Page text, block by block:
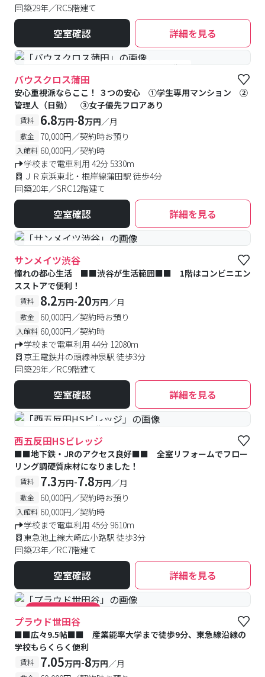
築29年／RC5階建て
空室確認 詳細を見る
#女性優先フロアあり #予約受付中 #空室待ち
バウスクロス蒲田
安心重視派ならここ！ ３つの安心 ①学生専用マンション ②
管理人（日勤） ③女子優先フロアあり
賃料 6.8万円-8万円／月
敷金 70,000円／契約時お預り
入館料 60,000円／契約時
学校まで電車利用 42分 5330m
ＪＲ京浜東北・根岸線蒲田駅 徒歩4分
築20年／SRC12階建て
空室確認 詳細を見る
#予約受付中 #空室待ち
サンメイツ渋谷
憧れの都心生活 ■■渋谷が生活範囲■■ 1階はコンビニエン
スストアで便利！
賃料 8.2万円-20万円／月
敷金 60,000円／契約時お預り
入館料 60,000円／契約時
学校まで電車利用 44分 12080m
京王電鉄井の頭線神泉駅 徒歩3分
築29年／RC9階建て
空室確認 詳細を見る
#予約受付中 #空室待ち
西五反田HSビレッジ
■■地下鉄・JRのアクセス良好■■ 全室リフォームでフロー
リング調硬質床材になりました！
賃料 7.3万円-7.8万円／月
敷金 60,000円／契約時お預り
入館料 60,000円／契約時
学校まで電車利用 45分 9610m
東急池上線大崎広小路駅 徒歩3分
築23年／RC7階建て
空室確認 詳細を見る
#キャンペーン実施中
プラウド世田谷
■■広々9.5帖■■ 産業能率大学まで徒歩9分、東急線沿線の
学校もらくらく便利
賃料 7.05万円-8万円／月